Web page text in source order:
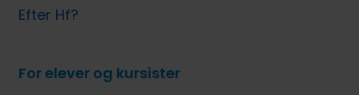
Efter Hf?
For elever og kursister